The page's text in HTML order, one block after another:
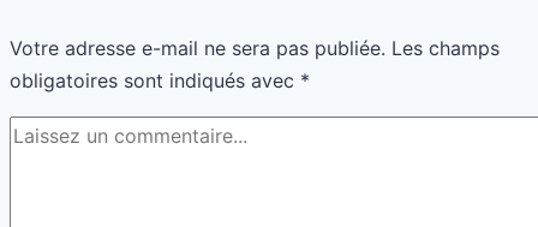
Votre adresse e-mail ne sera pas publiée. Les champs
obligatoires sont indiqués avec *